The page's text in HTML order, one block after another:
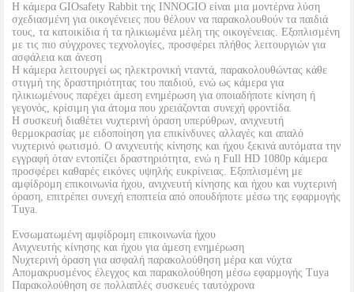
Η κάμερα GIOsafety Rabbit της INNOGIO είναι μια μοντέρνα λύση
σχεδιασμένη για οικογένειες που θέλουν να παρακολουθούν τα παιδιά
τους, τα κατοικίδια ή τα ηλικιωμένα μέλη της οικογένειας. Εξοπλισμένη
με τις πιο σύγχρονες τεχνολογίες, προσφέρει πλήθος λειτουργιών για
ασφάλεια και άνεση
Η κάμερα λειτουργεί ως ηλεκτρονική νταντά, παρακολουθώντας κάθε
στιγμή της δραστηριότητας του παιδιού, ενώ ως κάμερα για
ηλικιωμένους παρέχει άμεση ενημέρωση για οποιαδήποτε κίνηση ή
γεγονός, κρίσιμη για άτομα που χρειάζονται συνεχή φροντίδα.
Η συσκευή διαθέτει νυχτερινή όραση υπερύθρων, ανιχνευτή
θερμοκρασίας με ειδοποίηση για επικίνδυνες αλλαγές και απαλό
νυχτερινό φωτισμό. Ο ανιχνευτής κίνησης και ήχου ξεκινά αυτόματα την
εγγραφή όταν εντοπίζει δραστηριότητα, ενώ η Full HD 1080p κάμερα
προσφέρει καθαρές εικόνες υψηλής ευκρίνειας. Εξοπλισμένη με
αμφίδρομη επικοινωνία ήχου, ανιχνευτή κίνησης και ήχου και νυχτερινή
όραση, επιτρέπει συνεχή εποπτεία από οπουδήποτε μέσω της εφαρμογής
Tuya.
Ενσωματωμένη αμφίδρομη επικοινωνία ήχου
Ανιχνευτής κίνησης και ήχου για άμεση ενημέρωση
Νυχτερινή όραση για ασφαλή παρακολούθηση μέρα και νύχτα
Απομακρυσμένος έλεγχος και παρακολούθηση μέσω εφαρμογής Tuya
Παρακολούθηση σε πολλαπλές συσκευές ταυτόχρονα